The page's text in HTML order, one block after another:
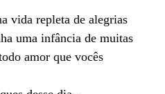
vida repleta de alegrias
uma infância de muitas
amor que vocês